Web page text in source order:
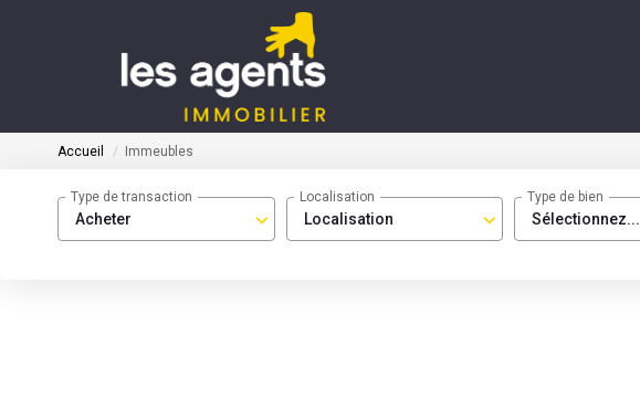
Accueil Immeubles
Acheter
Type de transaction
Localisation
Localisation
Sélectionnez...
Type de bien